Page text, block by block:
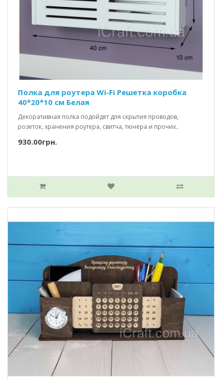
Полка для роутера Wi-Fi Решетка коробка
40*20*10 см Белая
Декоративная полка подойдет для скрытия проводов,
розеток, хранения роутера, свитча, тюнера и прочих..
930.00грн.